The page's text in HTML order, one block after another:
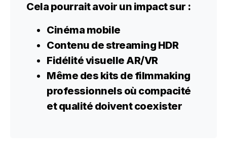
Cela pourrait avoir un impact sur :
Cinéma mobile
Contenu de streaming HDR
Fidélité visuelle AR/VR
Même des kits de filmmaking
professionnels où compacité
et qualité doivent coexister